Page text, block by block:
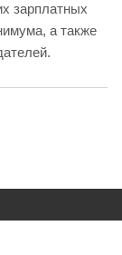
зарплатных
а также